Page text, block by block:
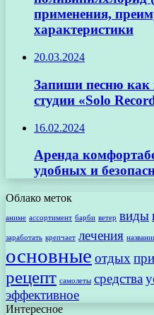
применения,
характеристики
20.03.2024
Запиши песню как
студии «Solo
16.02.2024
Аренда
удобных и
Облако меток
аниме ассортимент барби ветер виды
заработать крепчает лечения
основные отдых
рецепт самолеты средства
эффективное
Интересное